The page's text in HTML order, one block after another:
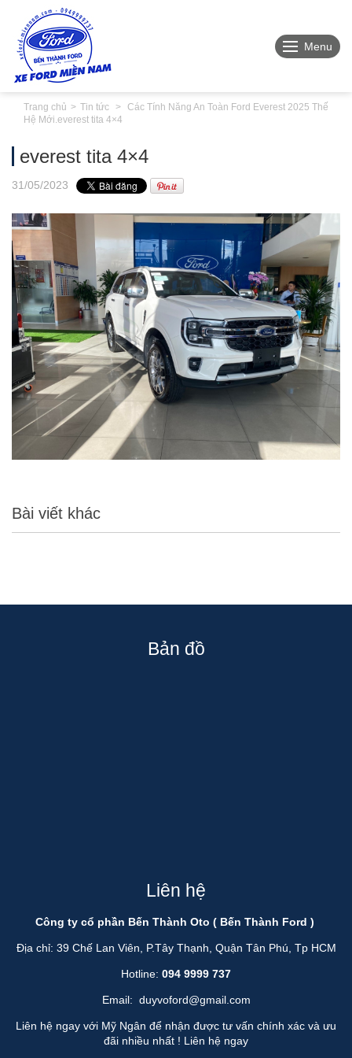
Menu
Trang chủ Tin tức
Các Tính Năng An Toàn Ford Everest 2025 Thế
Hệ Mới.everest tita 4×4
everest tita 4×4
31/05/2023
Bài viết khác
Bản đồ
Liên hệ
Công ty cổ phần Bến Thành Oto ( Bến Thành Ford )
Địa chỉ: 39 Chế Lan Viên, P.Tây Thạnh, Quận Tân Phú, Tp HCM
Hotline: 094 9999 737
Email: duyvoford@gmail.com
Liên hệ ngay với Mỹ Ngân để nhận được tư vấn chính xác và ưu
đãi nhiều nhất ! Liên hệ ngay